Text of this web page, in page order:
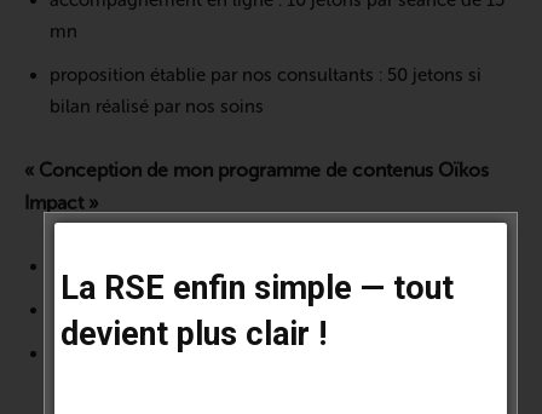
mn
proposition établie par nos consultants : 50 jetons si
bilan réalisé par nos soins
« Conception de mon programme de contenus Oïkos
Impact »
accompagnement en ligne : 10 jetons par séance de 15
La RSE enfin simple — tout
devient plus clair !